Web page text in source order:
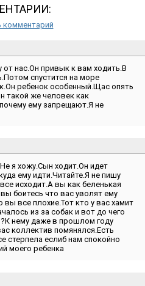
комментарий
от нас.Он привык к вам ходить.В
спустится на море
ребенок особенный.Щас опять
такой же человек как
ему запрещают.Я не
я хожу.Сын ходит.Он идет
ему идти.Читайте.Я не пишу
исходит.А вы как беленькая
боитесь что вас уволят ему
вы все плохие.Тот кто у вас хамит
из за собак и вот до чего
нему даже в прошлом году
коллектив помянялся.Есть
стерпела еслиб нам спокойно
моего ребенка